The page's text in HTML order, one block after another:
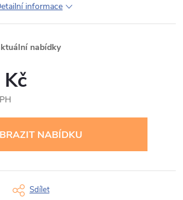
informace
nabídky
Sdílet